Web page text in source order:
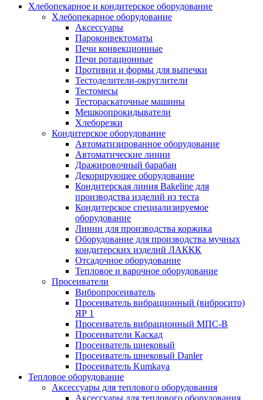
Хлебопекарное и кондитерское оборудование
Хлебопекарное оборудование
Аксессуары
Пароконвектоматы
Печи конвекционные
Печи ротационные
Противни и формы для выпечки
Тестоделители-округлители
Тестомесы
Тестораскаточные машины
Мешкоопрокидыватели
Хлеборезки
Кондитерское оборудование
Автоматизированное оборудование
Автоматические линии
Дражировочный барабан
Декорирующее оборудование
Кондитерская линия Bakeline для
производства изделий из теста
Кондитерское специализируемое
оборудование
Линии для производства коржика
Оборудование для производства мучных
кондитерских изделий ЛАККК
Отсадочное оборудование
Тепловое и варочное оборудование
Просеиватели
Вибропросеиватель
Просеиватель вибрационный (вибросито)
ЯР 1
Просеиватель вибрационный МПС-В
Просеиватели Каскад
Просеиватель шнековый
Просеиватель шнековый Danler
Просеиватель Kumkaya
Тепловое оборудование
Аксессуары для теплового оборудования
Аксессуары для теплового оборудования